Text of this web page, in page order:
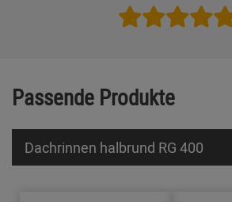
Passende Produkte
Dachrinnen halbrund RG 400